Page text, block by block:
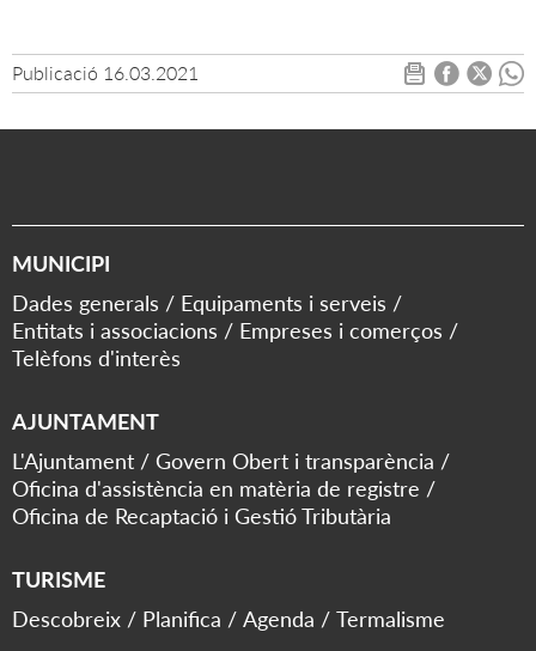
Publicació 16.03.2021
MUNICIPI
Dades generals
Equipaments i serveis
Entitats i associacions
Empreses i comerços
Telèfons d'interès
AJUNTAMENT
L'Ajuntament
Govern Obert i transparència
Oficina d'assistència en matèria de registre
Oficina de Recaptació i Gestió Tributària
TURISME
Descobreix
Planifica Agenda Termalisme